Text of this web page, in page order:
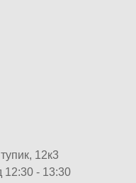
12к3
12:30 - 13:30